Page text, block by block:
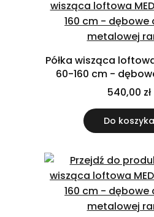
Półka wisząca
60-160 cm -
metalowej
540,00 zł
Do koszyka